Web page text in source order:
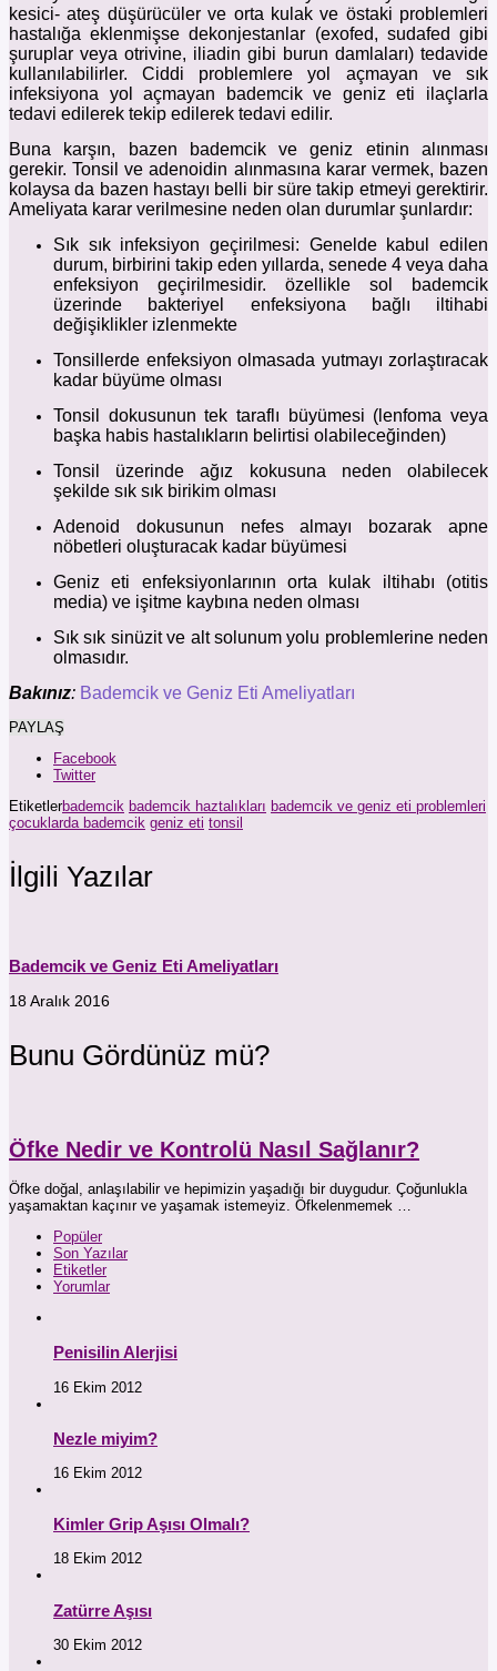
kesici- ateş düşürücüler ve orta kulak ve östaki problemleri
hastalığa eklenmişse dekonjestanlar (exofed, sudafed gibi
şuruplar veya otrivine, iliadin gibi burun damlaları) tedavide
kullanılabilirler. Ciddi problemlere yol açmayan ve sık
infeksiyona yol açmayan bademcik ve geniz eti ilaçlarla
tedavi edilerek tekip edilerek tedavi edilir.
Buna karşın, bazen bademcik ve geniz etinin alınması
gerekir. Tonsil ve adenoidin alınmasına karar vermek, bazen
kolaysa da bazen hastayı belli bir süre takip etmeyi gerektirir.
Ameliyata karar verilmesine neden olan durumlar şunlardır:
Sık sık infeksiyon geçirilmesi: Genelde kabul edilen
durum, birbirini takip eden yıllarda, senede 4 veya daha
enfeksiyon geçirilmesidir. özellikle sol bademcik
üzerinde bakteriyel enfeksiyona bağlı iltihabi
değişiklikler izlenmekte
Tonsillerde enfeksiyon olmasada yutmayı zorlaştıracak
kadar büyüme olması
Tonsil dokusunun tek taraflı büyümesi (lenfoma veya
başka habis hastalıkların belirtisi olabileceğinden)
Tonsil üzerinde ağız kokusuna neden olabilecek
şekilde sık sık birikim olması
Adenoid dokusunun nefes almayı bozarak apne
nöbetleri oluşturacak kadar büyümesi
Geniz eti enfeksiyonlarının orta kulak iltihabı (otitis
media) ve işitme kaybına neden olması
Sık sık sinüzit ve alt solunum yolu problemlerine neden
olmasıdır.
Bakınız: Bademcik ve Geniz Eti Ameliyatları
PAYLAŞ
Facebook
Twitter
Etiketlerbademcik bademcik haztalıkları bademcik ve geniz eti problemleri
çocuklarda bademcik geniz eti tonsil
İlgili Yazılar
Bademcik ve Geniz Eti Ameliyatları
18 Aralık 2016
Bunu Gördünüz mü?
Öfke Nedir ve Kontrolü Nasıl Sağlanır?
Öfke doğal, anlaşılabilir ve hepimizin yaşadığı bir duygudur. Çoğunlukla
yaşamaktan kaçınır ve yaşamak istemeyiz. Öfkelenmemek …
Popüler
Son Yazılar
Etiketler
Yorumlar
Penisilin Alerjisi
16 Ekim 2012
Nezle miyim?
16 Ekim 2012
Kimler Grip Aşısı Olmalı?
18 Ekim 2012
Zatürre Aşısı
30 Ekim 2012